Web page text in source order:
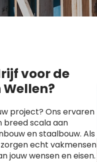
voor de
project? Ons ervaren
breed scala aan
en staalbouw. Als
echt vakmensen
jouw wensen en eisen.